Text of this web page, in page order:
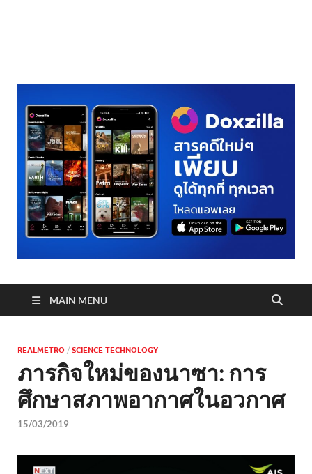
MAIN MENU
REALMETRO / SCIENCE TECHNOLOGY
ภารกิจใหม่ของนาซา: การ
ศึกษาสภาพอากาศในอวกาศ
15/03/2019